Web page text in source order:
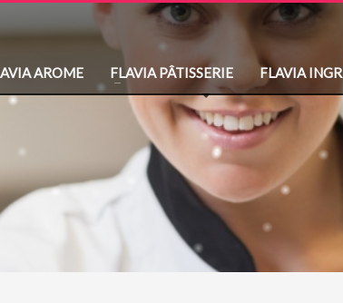
AROME FLAVIA PÂTISSERIE FLAVIA